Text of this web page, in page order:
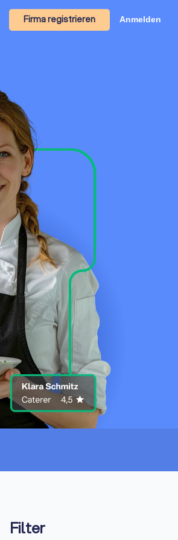
Firma registrieren Anmelden
Filter